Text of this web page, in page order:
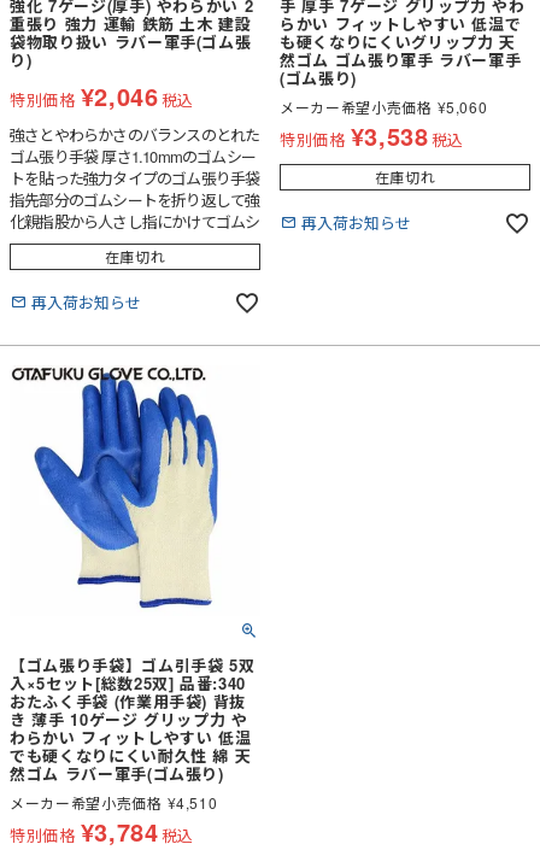
強化 7ゲージ(厚手) やわらかい 2
重張り 強力 運輸 鉄筋 土木 建設
袋物取り扱い ラバー軍手(ゴム張
り)
特別価格 ¥2,046税込
強さとやわらかさのバランスのとれた
ゴム張り手袋 厚さ1.10mmのゴムシー
トを貼った強力タイプのゴム張り手袋
指先部分のゴムシートを折り返して強
化親指股から人さし指にかけてゴムシ
ートを2重張りにして強化
在庫切れ
再入荷お知らせ
手 厚手 7ゲージ グリップ力 やわ
らかい フィットしやすい 低温で
も硬くなりにくいグリップ力 天
然ゴム ゴム張り軍手 ラバー軍手
(ゴム張り)
メーカー希望小売価格 ¥5,060
特別価格 ¥3,538税込
在庫切れ
再入荷お知らせ
【ゴム張り手袋】ゴム引手袋 5双
入×5セット[総数25双] 品番:340
おたふく手袋 (作業用手袋) 背抜
き 薄手 10ゲージ グリップ力 や
わらかい フィットしやすい 低温
でも硬くなりにくい耐久性 綿 天
然ゴム ラバー軍手(ゴム張り)
メーカー希望小売価格 ¥4,510
特別価格 ¥3,784税込